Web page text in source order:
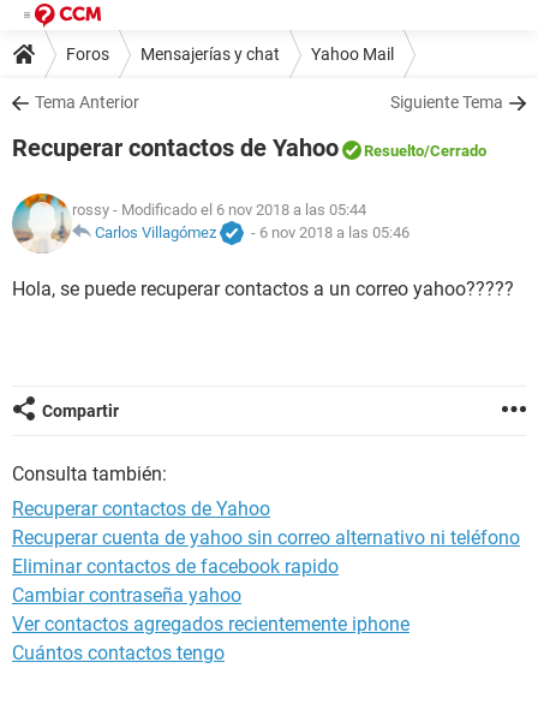
Foros Mensajerías y chat Yahoo Mail
Tema Anterior Siguiente Tema
Recuperar contactos de Yahoo Resuelto/Cerrado
rossy - Modificado el 6 nov 2018 a las 05:44
Carlos Villagómez
- 6 nov 2018 a las 05:46
Hola, se puede recuperar contactos a un correo yahoo?????
Compartir
Consulta también:
Recuperar contactos de Yahoo
Recuperar cuenta de yahoo sin correo alternativo ni teléfono
Eliminar contactos de facebook rapido
Cambiar contraseña yahoo
Ver contactos agregados recientemente iphone
Cuántos contactos tengo